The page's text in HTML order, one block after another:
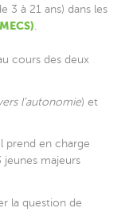
3 à 21 ans) dans les
.
cours des deux
l’autonomie) et
prend en charge
jeunes majeurs
la question de